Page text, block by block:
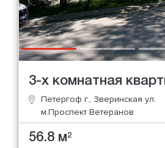
3-х комнатная
Петергоф г., Зверинская ул.
м.Проспект Ветеранов
56.8 м2